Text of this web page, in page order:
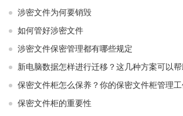
涉密文件为何要销毁
如何管好涉密文件
涉密文件保密管理都有哪些规定
新电脑数据怎样进行迁移？这几种方案可以帮
保密文件柜怎么保养？你的保密文件柜管理工
保密文件柜的重要性